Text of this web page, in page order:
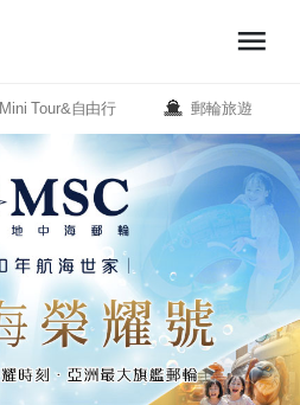
menu
Mini Tour&自由行 郵輪旅遊